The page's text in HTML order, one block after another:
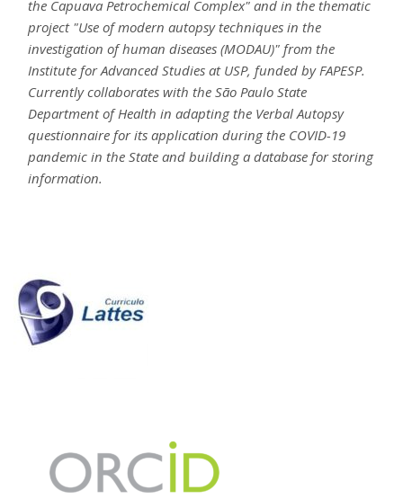
the Capuava Petrochemical Complex" and in the thematic
project "Use of modern autopsy techniques in the
investigation of human diseases (MODAU)" from the
Institute for Advanced Studies at USP, funded by FAPESP.
Currently collaborates with the São Paulo State
Department of Health in adapting the Verbal Autopsy
questionnaire for its application during the COVID-19
pandemic in the State and building a database for storing
information.